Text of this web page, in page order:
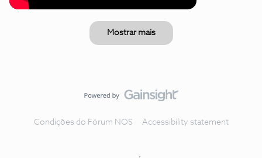
Mostrar mais
Condições do Fórum NOS Accessibility statement